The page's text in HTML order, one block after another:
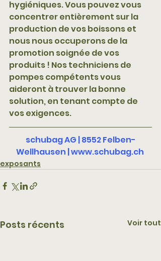
hygiéniques. Vous pouvez vous
concentrer entièrement sur la
production de vos boissons et
nous nous occuperons de la
promotion soignée de vos
produits ! Nos techniciens de
pompes compétents vous
aideront à trouver la bonne
solution, en tenant compte de
vos exigences.
schubag AG | 8552 Felben-
Wellhausen | www.schubag.ch
exposants
Posts récents Voir tout